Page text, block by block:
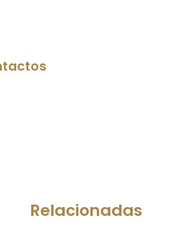
Relacionadas